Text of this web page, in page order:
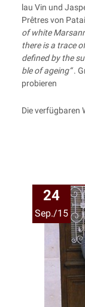
lau Vin und
Prê­tres von
of white
the­re is a trace
defi­ned by the
ble of age­ing“.
probieren
Die ver­füg­ba­ren
24
Sep./15